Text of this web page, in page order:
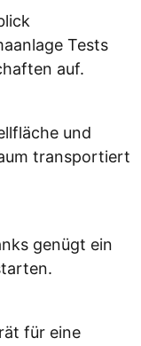
Tests
auf.
und
transportiert
genügt ein
für eine